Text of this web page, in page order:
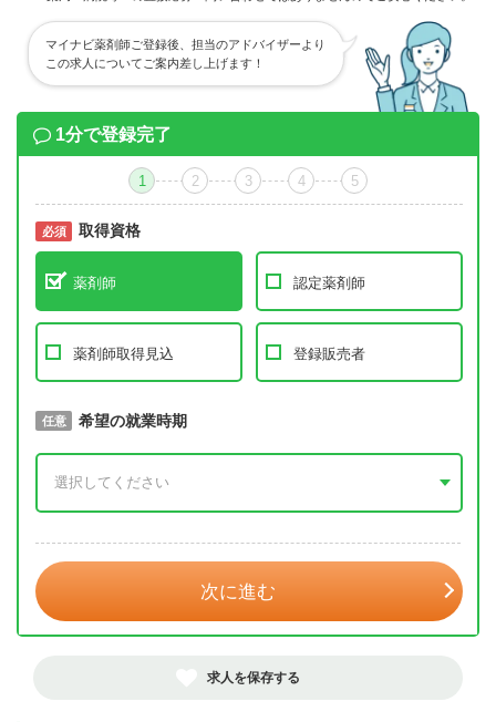
マイナビ薬剤師ご登録後、担当のアドバイザーより
この求人についてご案内差し上げます！
1分で登録完了
1 2 3 4 5
必須 取得資格
薬剤師 認定薬剤師
薬剤師取得見込 登録販売者
必須 取得予定年
任意 希望の就業時期
次に進む
求人を保存する